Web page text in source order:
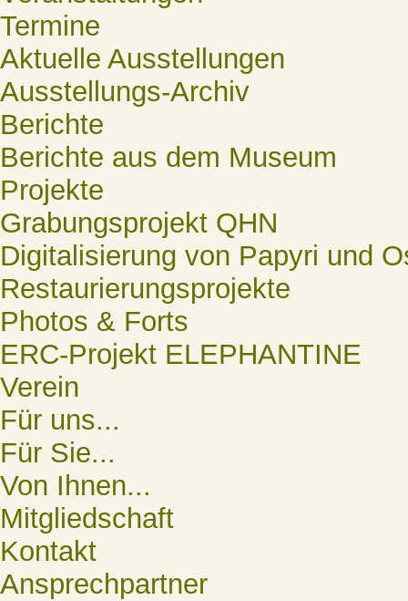
Termine
Aktuelle Ausstellungen
Ausstellungs-Archiv
Berichte
Berichte aus dem Museum
Projekte
Grabungsprojekt QHN
Digitalisierung von Papyri und
Restaurierungsprojekte
Photos & Forts
ERC-Projekt ELEPHANTINE
Verein
Für uns...
Für Sie...
Von Ihnen...
Mitgliedschaft
Kontakt
Ansprechpartner